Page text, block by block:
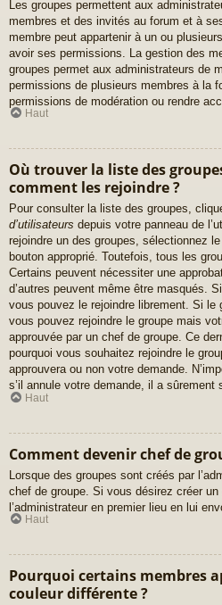
Les groupes permettent aux
membres et des invités au forum et à
membre peut appartenir à un ou
avoir ses permissions. La gestion des
groupes permet aux administrateurs de
permissions de plusieurs membres à la
permissions de modération ou rendre
Haut
Où trouver la liste des
comment les rejoindre ?
Pour consulter la liste des groupes,
d’utilisateurs depuis votre panneau de
rejoindre un des groupes, sélectionnez
bouton approprié. Toutefois, tous les
Certains peuvent nécessiter une
d’autres peuvent même être masqués.
vous pouvez le rejoindre librement. Si le
vous pouvez rejoindre le groupe mais
approuvée par un chef de groupe. Ce
pourquoi vous souhaitez rejoindre le
approuvera ou non votre demande.
s’il annule votre demande, il a sûrement
Haut
Comment devenir chef de
Lorsque des groupes sont créés par
chef de groupe. Si vous désirez créer
l’administrateur en premier lieu en lui
Haut
Pourquoi certains membres
couleur différente ?